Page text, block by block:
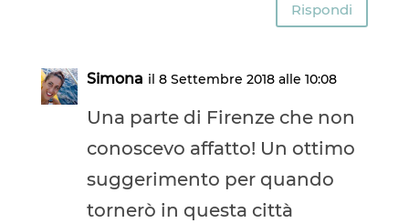
Rispondi
Simona il 8 Settembre 2018 alle 10:08
Una parte di Firenze che non
conoscevo affatto! Un ottimo
suggerimento per quando
tornerò in questa città